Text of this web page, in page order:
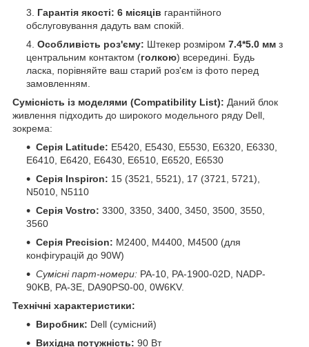
Гарантія якості: 6 місяців гарантійного
обслуговування дадуть вам спокій.
Особливість роз'єму: Штекер розміром 7.4*5.0 мм з
центральним контактом (голкою) всередині. Будь
ласка, порівняйте ваш старий роз'єм із фото перед
замовленням.
Сумісність із моделями (Compatibility List): Даний блок
живлення підходить до широкого модельного ряду Dell,
зокрема:
Серія Latitude: E5420, E5430, E5530, E6320, E6330,
E6410, E6420, E6430, E6510, E6520, E6530
Серія Inspiron: 15 (3521, 5521), 17 (3721, 5721),
N5010, N5110
Серія Vostro: 3300, 3350, 3400, 3450, 3500, 3550,
3560
Серія Precision: M2400, M4400, M4500 (для
конфігурацій до 90W)
Сумісні парт-номери: PA-10, PA-1900-02D, NADP-
90KB, PA-3E, DA90PS0-00, 0W6KV.
Технічні характеристики:
Виробник: Dell (сумісний)
Вихідна потужність: 90 Вт